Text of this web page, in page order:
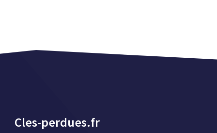
Cles-perdues.fr